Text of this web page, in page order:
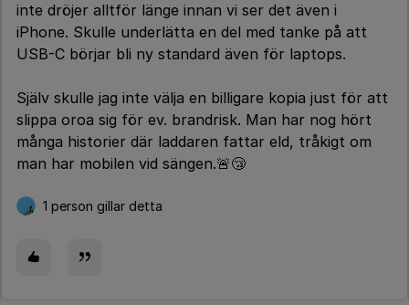
inte dröjer alltför länge innan vi ser det även i
iPhone. Skulle underlätta en del med tanke på att
USB-C börjar bli ny standard även för laptops.
Själv skulle jag inte välja en billigare kopia just för att
slippa oroa sig för ev. brandrisk. Man har nog hört
många historier där laddaren fattar eld, tråkigt om
man har mobilen vid sängen.🚨😴
1 person gillar detta